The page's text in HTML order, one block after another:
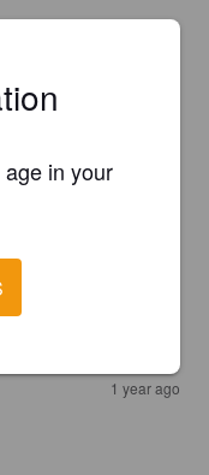
1 year ago
in your